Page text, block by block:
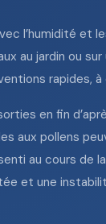
l’humidité et
au jardin ou
rapides, à
en fin
aux pollens
au cours
et une